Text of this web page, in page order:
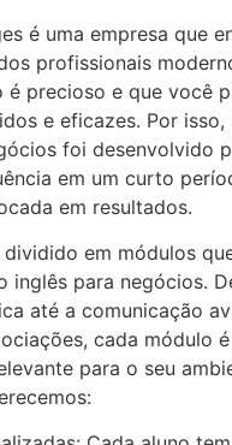
é uma empresa que
profissionais
é precioso e que você
e eficazes. Por
foi desenvolvido
em um curto
em resultados.
dividido em módulos
inglês para negócios.
até a comunicação
cada módulo
para o seu